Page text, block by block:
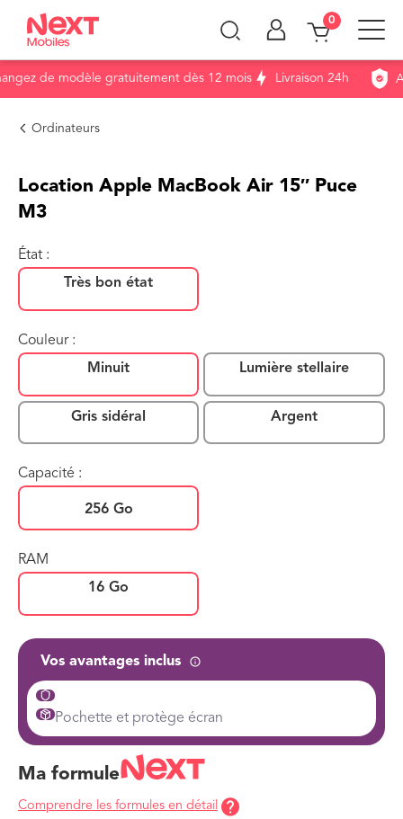
0
de modèle gratuitement dès 12 mois Livraison 24h
Ordinateurs
Location Apple MacBook Air 15″ Puce
M3
État :
Très bon état
Couleur :
Minuit
Lumière stellaire
Gris sidéral Argent
Capacité :
256 Go
RAM
16 Go
Vos avantages inclus
Pochette et protège écran
Ma formule
Comprendre les formules en détail